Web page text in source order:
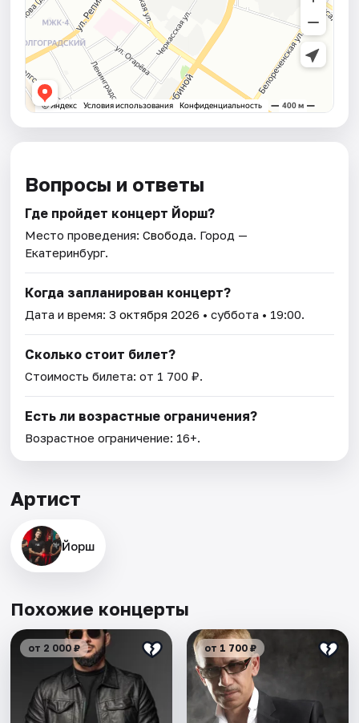
Вопросы и ответы
Где пройдет концерт Йорш?
Место проведения:Свобода. Город —
Екатеринбург.
Когда запланирован концерт?
Дата и время:3 октября 2026 • суббота • 19:00.
Сколько стоит билет?
Стоимость билета: от 1 700 ₽.
Есть ли возрастные ограничения?
Возрастное ограничение: 16+.
Артист
Йорш
Похожие концерты
от 2 000 ₽ от 1 700 ₽